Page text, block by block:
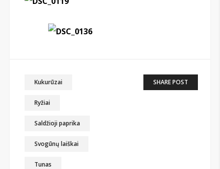
Kukurūzai
Ryžiai
Saldžioji paprika
Svogūnų laiškai
Tunas
SHARE POST